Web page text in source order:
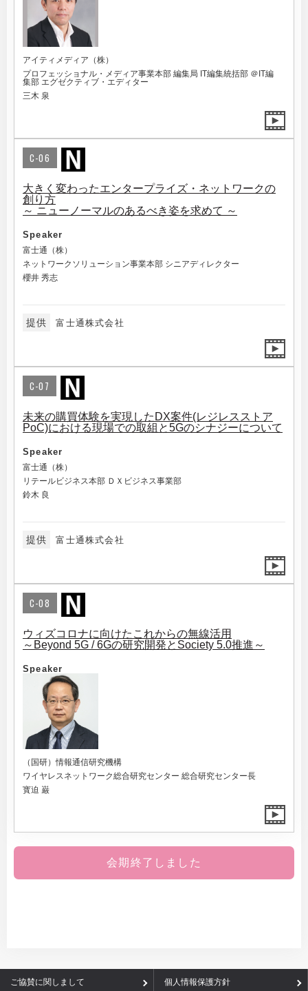
アイティメディア（株）
プロフェッショナル・メディア事業本部 編集局 IT編集統括部 ＠IT編
集部 エグゼクティブ・エディター
三木 泉
C-06
大きく変わったエンタープライズ・ネットワークの
創り方
～ ニューノーマルのあるべき姿を求めて ～
Speaker
富士通（株）
ネットワークソリューション事業本部 シニアディレクター
櫻井 秀志
提供 富士通株式会社
C-07
未来の購買体験を実現したDX案件(レジレスストア
PoC)における現場での取組と5Gのシナジーについて
Speaker
富士通（株）
リテールビジネス本部 ＤＸビジネス事業部
鈴木 良
提供 富士通株式会社
C-08
ウィズコロナに向けたこれからの無線活用
～Beyond 5G / 6Gの研究開発とSociety 5.0推進～
Speaker
（国研）情報通信研究機構
ワイヤレスネットワーク総合研究センター 総合研究センター長
寳迫 巌
会期終了しました
ご協賛に関しまして 個人情報保護方針